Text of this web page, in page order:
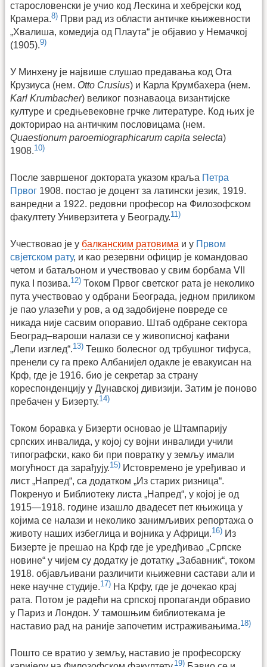
старословенски је учио код Лескина и хебрејски код
Крамера.8) Први рад из области античке књижевности
„Хвалиша, комедија од Плаута“ је објавио у Немачкој
(1905).9)
У Минхену је највише слушао предавања код Ота
Крузиуса (нем. Otto Crusius) и Карла Крумбахера (нем.
Karl Krumbacher) великог познаваоца византијске
културе и средњевековне грчке литературе. Код њих је
докторирао на античким пословицама (нем.
Quaestionum paroemiographicarum capita selecta)
1908.10)
После завршеног доктората указом краља Петра
Првог 1908. постао је доцент за латински језик, 1919.
ванредни а 1922. редовни професор на Филозофском
факултету Универзитета у Београду.11)
Учествовао је у балканским ратовима и у Првом
свјетском рату, и као резервни официр је командовао
четом и батаљоном и учествовао у свим борбама VII
пука I позива.12) Током Првог светског рата је неколико
пута учествовао у одбрани Београда, једном приликом
је пао улазећи у ров, а од задобијене повреде се
никада није сасвим опоравио. Штаб одбране сектора
Београд–вароши налази се у живописној кафани
„Лепи изглед“.13) Тешко болесног од трбушног тифуса,
пренели су га преко Албанијел одакле је евакуисан на
Крф, где је 1916. био је секретар за страну
кореспонденцију у Дунавској дивизији. Затим је поново
пребачен у Бизерту.14)
Током боравка у Бизерти основао је Штампарију
српских инвалида, у којој су војни инвалиди учили
типографски, како би при повратку у земљу имали
могућност да зарађују.15) Истовремено је уређивао и
лист „Напред“, са додатком „Из старих ризница“.
Покренуо и Библиотеку листа „Напред“, у којој је од
1915—1918. године изашло двадесет пет књижица у
којима се налази и неколико занимљивих репортажа о
животу наших избеглица и војника у Африци.16) Из
Бизерте је прешао на Крф где је уредђивао „Српске
новине“ у чијем су додатку је дотатку „Забавник“, током
1918. објављивани различити књижевни састави али и
неке научне студије.17) На Крфу, где је дочекао крај
рата. Потом је радећи на српској пропаганди обравио
у Париз и Лондон. У тамошњим библиотекама је
наставио рад на раније започетим истраживањима.18)
Пошто се вратио у земљу, наставио је професорску
19)